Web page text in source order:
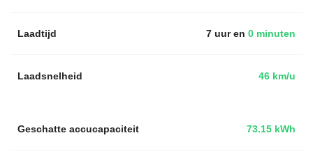
Laadtijd 7 uur en 0 minuten
Laadsnelheid 46 km/u
73.15 kWh
Geschatte accucapaciteit